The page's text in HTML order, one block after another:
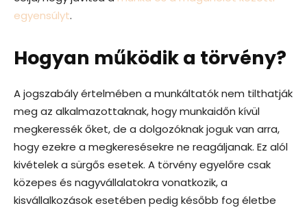
egyensúlyt.
Hogyan működik a törvény?
A jogszabály értelmében a munkáltatók nem tilthatják
meg az alkalmazottaknak, hogy munkaidőn kívül
megkeressék őket, de a dolgozóknak joguk van arra,
hogy ezekre a megkeresésekre ne reagáljanak. Ez alól
kivételek a sürgős esetek. A törvény egyelőre csak
közepes és nagyvállalatokra vonatkozik, a
kisvállalkozások esetében pedig később fog életbe